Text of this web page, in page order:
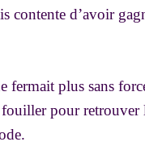
contente d’avoir
fermait plus sans
fouiller pour